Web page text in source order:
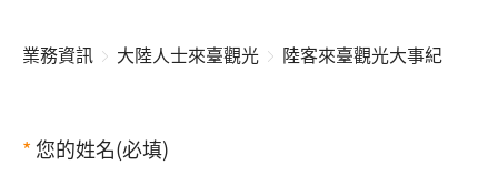
業務資訊 大陸人士來臺觀光 陸客來臺觀光大事紀
您的姓名(必填)